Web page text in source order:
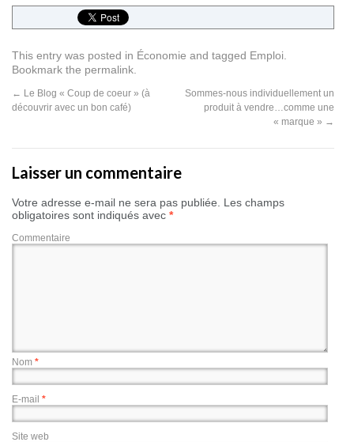
This entry was posted in Économie and tagged Emploi
Bookmark the permalink
← Le Blog « Coup de coeur » (à
découvrir avec un bon café)
Sommes-nous individuellement un
produit à vendre…comme une
« marque » →
Laisser un commentaire
Votre adresse e-mail ne sera pas publiée.
Les champs
obligatoires sont indiqués avec *
Commentaire
Nom *
E-mail *
Site web